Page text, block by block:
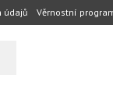
údajů Věrnostní